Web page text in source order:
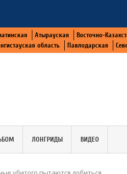
Атырауская Восточно-
область Павлодарская
ЛОНГРИДЫ ВИДЕО